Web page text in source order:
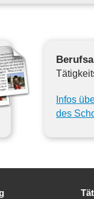
Infos
des